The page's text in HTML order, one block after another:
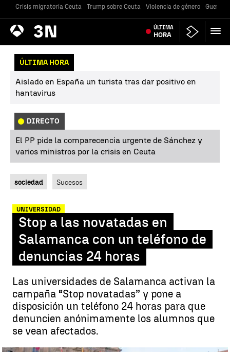
Crisis migratoria Ceuta Trump sobre Ceuta Violencia de género Guerra
Antena
3 Noticias ÚLTIMA
HORA
ÚLTIMA HORA
Aislado en España un turista tras dar positivo en
hantavirus
DIRECTO
El PP pide la comparecencia urgente de Sánchez y
varios ministros por la crisis en Ceuta
sociedad Sucesos
UNIVERSIDAD
Stop a las novatadas en
Salamanca con un teléfono de
denuncias 24 horas
Las universidades de Salamanca activan la
campaña “Stop novatadas” y pone a
disposición un teléfono 24 horas para que
denuncien anónimamente los alumnos que
se vean afectados.